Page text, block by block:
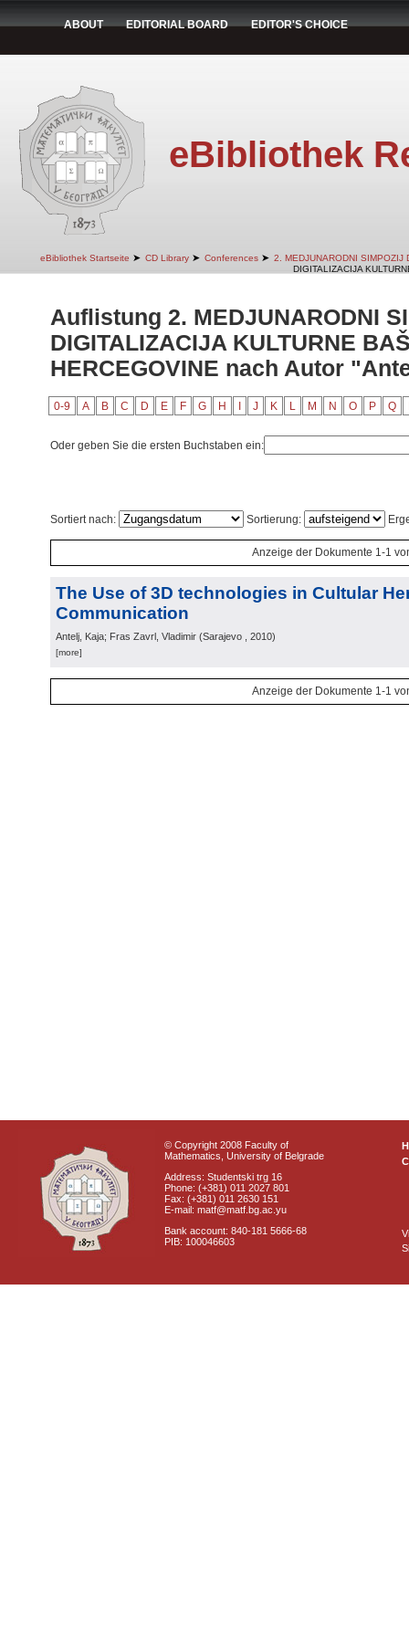
ABOUT EDITORIAL BOARD EDITOR'S CHOICE
eBibliothek
eBibliothek Startseite ➤ CD Library ➤ Conferences ➤ 2. MEDJUNARODNI SIMPOZIJ
DIGITALIZACIJA
Auflistung 2. MEDJUNARODNI
DIGITALIZACIJA KULTURNE
HERCEGOVINE nach Autor
0-9 A B C D E F G H J K L M N O P Q
Oder geben Sie die ersten Buchstaben ein:
Sortiert nach: Sortierung:
Anzeige der Dokumente 1-1
The Use of 3D technologies in Cultular
Communication
Antelj, Kaja; Fras Zavrl, Vladimir (Sarajevo , 2010)
[more]
Anzeige der Dokumente 1-1
© Copyright 2008 Faculty of
Mathematics, University of Belgrade
Address: Studentski trg 16
Phone: (+381) 011 2027 801
Fax: (+381) 011 2630 151
E-mail: matf@matf.bg.ac.yu
Bank account: 840-181 5666-68
PIB: 100046603